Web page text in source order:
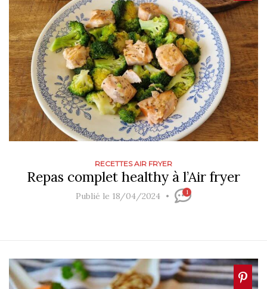
RECETTES AIR FRYER
Repas complet healthy à l’Air fryer
Publié le 18/04/2024 1